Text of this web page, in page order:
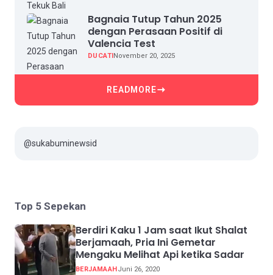
Bagnaia Tutup Tahun 2025
dengan Perasaan Positif di
Valencia Test
DUCATINovember 20, 2025
READMORE
@sukabuminewsid
Top 5 Sepekan
Berdiri Kaku 1 Jam saat Ikut Shalat
Berjamaah, Pria Ini Gemetar
Mengaku Melihat Api ketika Sadar
BERJAMAAHJuni 26, 2020